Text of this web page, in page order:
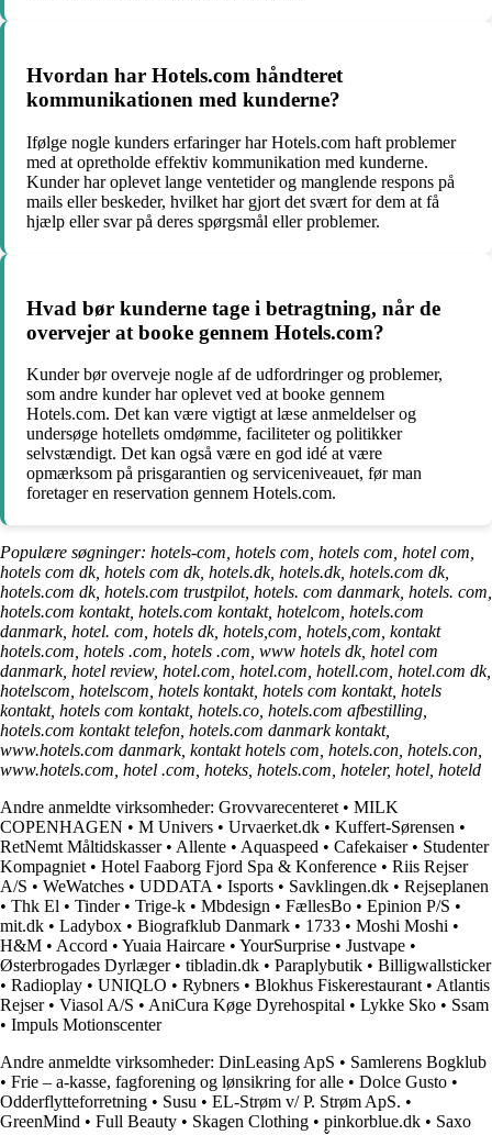
Hvordan har Hotels.com håndteret
kommunikationen med kunderne?
Ifølge nogle kunders erfaringer har Hotels.com haft problemer
med at opretholde effektiv kommunikation med kunderne.
Kunder har oplevet lange ventetider og manglende respons på
mails eller beskeder, hvilket har gjort det svært for dem at få
hjælp eller svar på deres spørgsmål eller problemer.
Hvad bør kunderne tage i betragtning, når de
overvejer at booke gennem Hotels.com?
Kunder bør overveje nogle af de udfordringer og problemer,
som andre kunder har oplevet ved at booke gennem
Hotels.com. Det kan være vigtigt at læse anmeldelser og
undersøge hotellets omdømme, faciliteter og politikker
selvstændigt. Det kan også være en god idé at være
opmærksom på prisgarantien og serviceniveauet, før man
foretager en reservation gennem Hotels.com.
Populære søgninger: hotels-com, hotels com, hotels com, hotel com,
hotels com dk, hotels com dk, hotels.dk, hotels.dk, hotels.com dk,
hotels.com dk, hotels.com trustpilot, hotels. com danmark, hotels. com,
hotels.com kontakt, hotels.com kontakt, hotelcom, hotels.com
danmark, hotel. com, hotels dk, hotels,com, hotels,com, kontakt
hotels.com, hotels .com, hotels .com, www hotels dk, hotel com
danmark, hotel review, hotel.com, hotel.com, hotell.com, hotel.com dk,
hotelscom, hotelscom, hotels kontakt, hotels com kontakt, hotels
kontakt, hotels com kontakt, hotels.co, hotels.com afbestilling,
hotels.com kontakt telefon, hotels.com danmark kontakt,
www.hotels.com danmark, kontakt hotels com, hotels.con, hotels.con,
www.hotels.com, hotel .com, hoteks, hotels.com, hoteler, hotel, hoteld
Andre anmeldte virksomheder: Grovvarecenteret • MILK
COPENHAGEN • M Univers • Urvaerket.dk • Kuffert-Sørensen •
RetNemt Måltidskasser• Allente • Aquaspeed • Cafekaiser• Studenter
Kompagniet • Hotel Faaborg Fjord Spa & Konference • Riis Rejser
A/S • WeWatches • UDDATA • Isports • Savklingen.dk • Rejseplanen
• Thk El • Tinder• Trige-k • Mbdesign • FællesBo • Epinion P/S •
mit.dk • Ladybox • Biografklub Danmark • 1733 • Moshi Moshi •
H&M • Accord • Yuaia Haircare • YourSurprise • Justvape •
Østerbrogades Dyrlæger• tibladin.dk • Paraplybutik • Billigwallsticker
• Radioplay • UNIQLO • Rybners • Blokhus Fiskerestaurant • Atlantis
Rejser• Viasol A/S • AniCura Køge Dyrehospital • Lykke Sko • Ssam
• Impuls Motionscenter
Andre anmeldte virksomheder: DinLeasing ApS • Samlerens Bogklub
• Frie – a-kasse, fagforening og lønsikring for alle • Dolce Gusto •
Odderflytteforretning • Susu • EL-Strøm v/ P. Strøm ApS. •
GreenMind • Full Beauty • Skagen Clothing • pinkorblue.dk • Saxo